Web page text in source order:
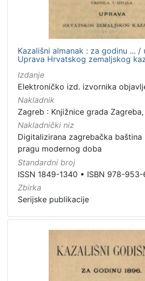
Kazališni almanak : za godinu ... /
Uprava Hrvatskog zemaljskog
Izdanje
Elektroničko izd. izvornika
Nakladnik
Zagreb : Knjižnice grada
Nakladnički niz
Digitalizirana zagrebačka baština
pragu modernog doba
Standardni broj
ISSN 1849-1340 • ISBN 978-
Zbirka
Serijske publikacije